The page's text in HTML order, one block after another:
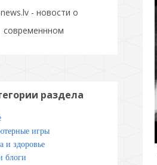
- новости о
современнном
раздела
игры
и здоровье
блоги